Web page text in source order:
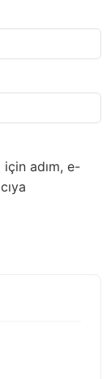
için adım, e-